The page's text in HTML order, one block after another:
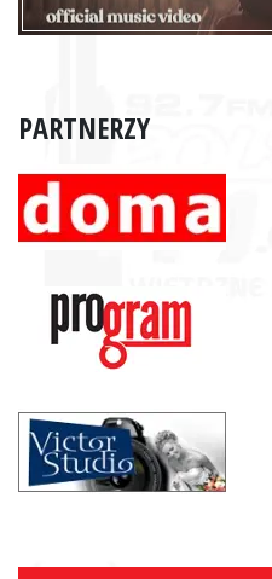
PARTNERZY